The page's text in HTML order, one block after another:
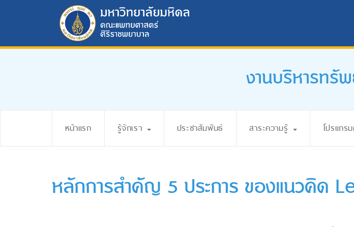
งานบริหารทรั
หน้าแรก รู้จักเรา ประชาสัมพันธ์ สาระความรู้ โปรแกร
หลักการสำคัญ 5 ประการ ของแนวคิด